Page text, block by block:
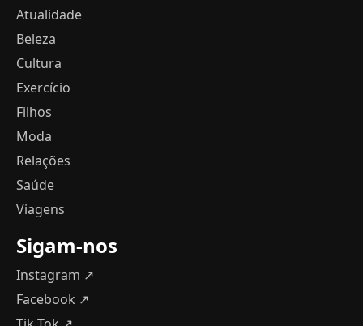
Atualidade
Beleza
Cultura
Exercício
Filhos
Moda
Relações
Saúde
Viagens
Sigam-nos
Instagram ↗
Facebook ↗